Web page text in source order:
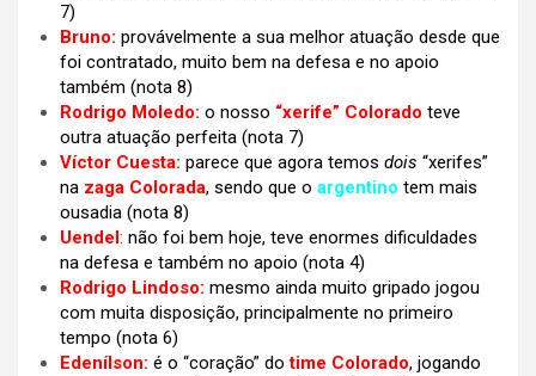
7)
Bruno: provávelmente a sua melhor atuação desde que
foi contratado, muito bem na defesa e no apoio
também (nota 8)
Rodrigo Moledo: o nosso “xerife” Colorado teve
outra atuação perfeita (nota 7)
Víctor Cuesta: parece que agora temos dois “xerifes”
na zaga Colorada, sendo que o argentino tem mais
ousadia (nota 8)
Uendel: não foi bem hoje, teve enormes dificuldades
na defesa e também no apoio (nota 4)
Rodrigo Lindoso: mesmo ainda muito gripado jogou
com muita disposição, principalmente no primeiro
tempo (nota 6)
Edenílson: é o “coração” dotime Colorado, jogando